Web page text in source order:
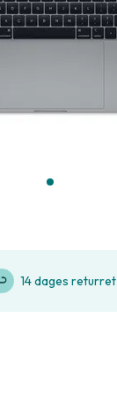
14 dages returret